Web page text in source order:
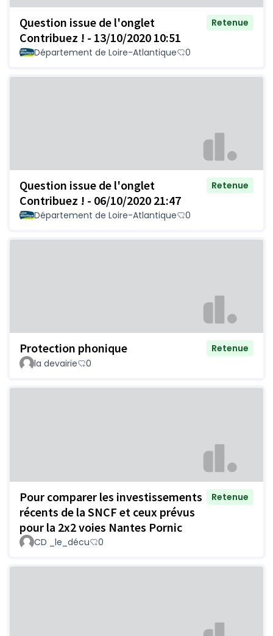
Question issue de l'onglet
Contribuez ! - 13/10/2020 10:51
Retenue
Département de Loire-Atlantique 0
Question issue de l'onglet
Contribuez ! - 06/10/2020 21:47
Retenue
Département de Loire-Atlantique 0
Protection phonique
Retenue
la devairie
0
Pour comparer les investissements
récents de la SNCF et ceux prévus
pour la 2x2 voies Nantes Pornic
Retenue
CD _le_décu 0